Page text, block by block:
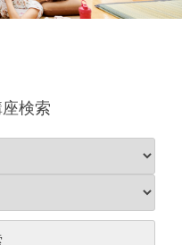
検索